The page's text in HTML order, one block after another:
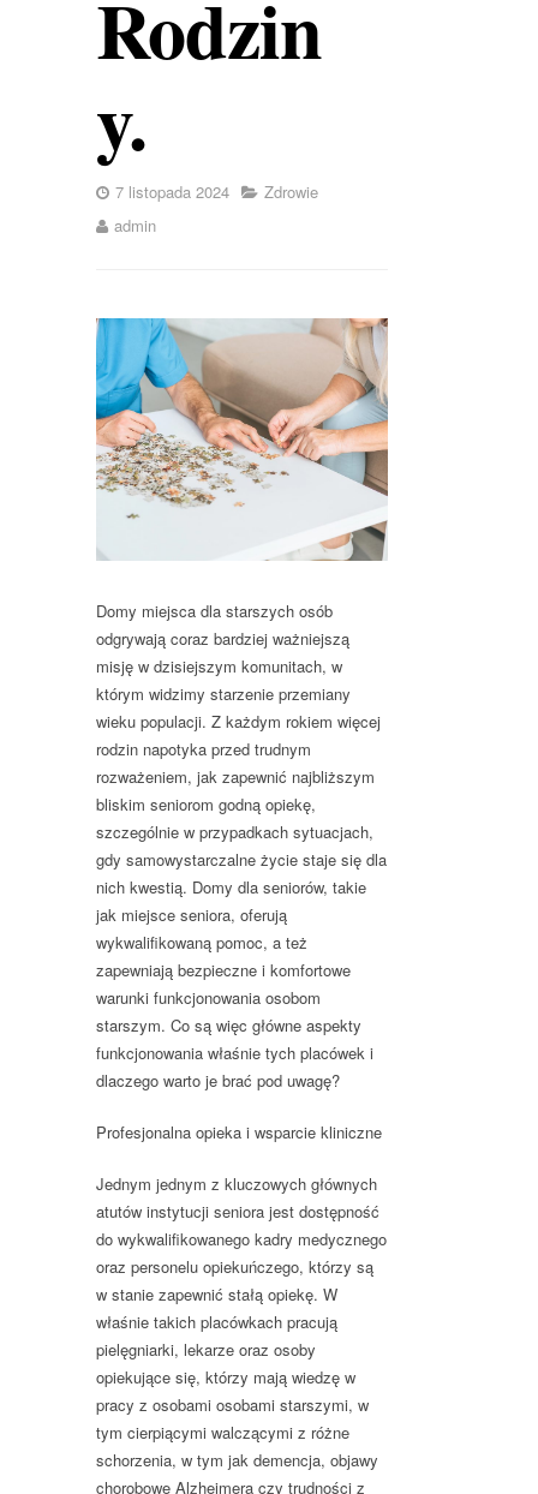
Rodzin
y.
7 listopada 2024
Zdrowie
admin
Domy miejsca dla starszych osób
odgrywają coraz bardziej ważniejszą
misję w dzisiejszym komunitach, w
którym widzimy starzenie przemiany
wieku populacji. Z każdym rokiem więcej
rodzin napotyka przed trudnym
rozważeniem, jak zapewnić najbliższym
bliskim seniorom godną opiekę,
szczególnie w przypadkach sytuacjach,
gdy samowystarczalne życie staje się dla
nich kwestią. Domy dla seniorów, takie
jak miejsce seniora, oferują
wykwalifikowaną pomoc, a też
zapewniają bezpieczne i komfortowe
warunki funkcjonowania osobom
starszym. Co są więc główne aspekty
funkcjonowania właśnie tych placówek i
dlaczego warto je brać pod uwagę?
Profesjonalna opieka i wsparcie kliniczne
Jednym jednym z kluczowych głównych
atutów instytucji seniora jest dostępność
do wykwalifikowanego kadry medycznego
oraz personelu opiekuńczego, którzy są
w stanie zapewnić stałą opiekę. W
właśnie takich placówkach pracują
pielęgniarki, lekarze oraz osoby
opiekujące się, którzy mają wiedzę w
pracy z osobami osobami starszymi, w
tym cierpiącymi walczącymi z różne
schorzenia, w tym jak demencja, objawy
chorobowe Alzheimera czy trudności z